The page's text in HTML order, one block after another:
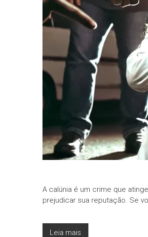
A calúnia é um crime que
prejudicar sua reputação. Se
Leia mais